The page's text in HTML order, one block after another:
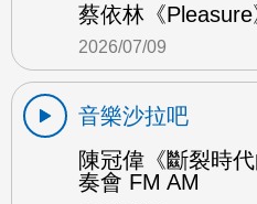
蔡依林《
2026/07/09
音樂沙拉吧
陳冠偉《斷裂時
奏會 FM AM